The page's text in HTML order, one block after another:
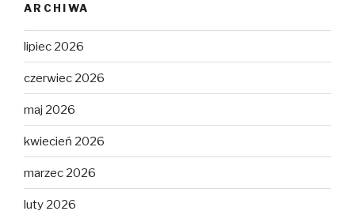
ARCHIWA
lipiec 2026
czerwiec 2026
maj 2026
kwiecień 2026
marzec 2026
luty 2026